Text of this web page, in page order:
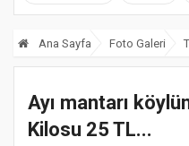
Ana Sayfa Foto Galeri
Ayı mantarı
Kilosu 25 TL...